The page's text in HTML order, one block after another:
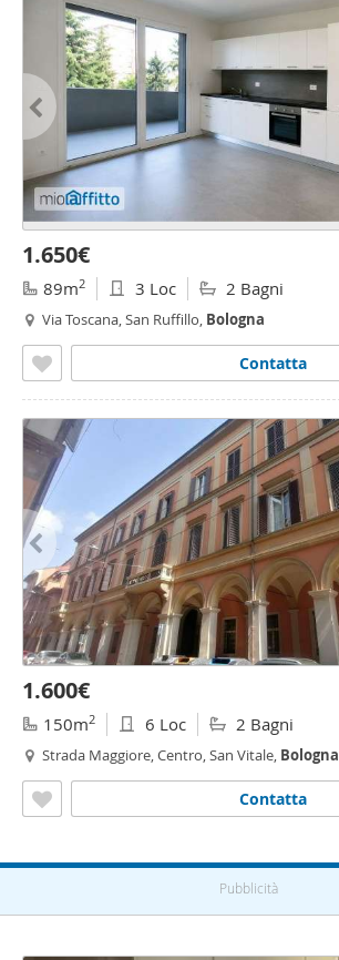
1.650€
89m2 3 Loc 2 Bagni
Via Toscana, San Ruffillo, Bologna
Contatta
1.600€
150m2 6 Loc 2 Bagni
Strada Maggiore, Centro, San Vitale, Bologna
Contatta
Pubblicità